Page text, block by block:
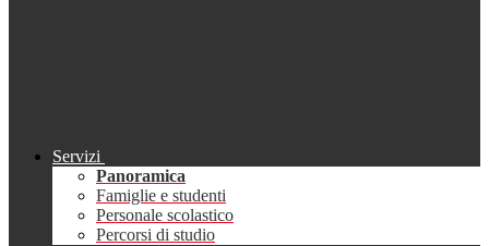
Servizi
Panoramica
Famiglie e studenti
Personale scolastico
Percorsi di studio